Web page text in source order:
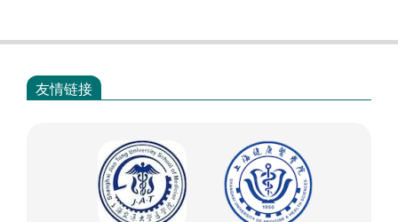
友情链接